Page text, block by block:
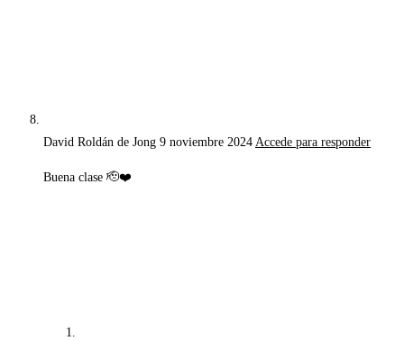
David Roldán de Jong 9 noviembre 2024 Accede para responder
Buena clase 🫡❤️